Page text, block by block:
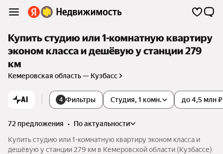
Купить студию или 1-комнатную квартиру
эконом класса и дешёвую у станции 279
км
Кемеровская область — Кузбасс
AI 4 Фильтры Студия, 1 комн. до 4,5 млн ₽
72 предложения •
по актуальности
Купить студию или 1-комнатную квартиру эконом класса и
дешёвую у станции 279 км в Кемеровской области (Кузбассе)